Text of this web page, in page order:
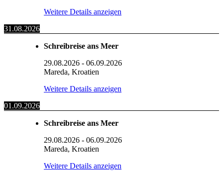
Weitere Details anzeigen
31.08.2026
Schreibreise ans Meer
29.08.2026 - 06.09.2026
Mareda, Kroatien
Weitere Details anzeigen
01.09.2026
Schreibreise ans Meer
29.08.2026 - 06.09.2026
Mareda, Kroatien
Weitere Details anzeigen